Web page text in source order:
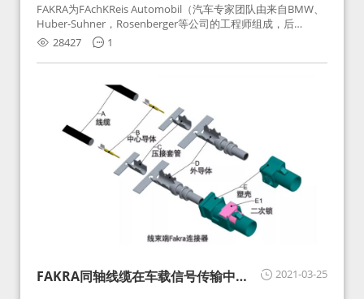
FAKRA为FAchKReis Automobil（汽车专家团队由来自BMW、
Huber-Suhner，Rosenberger等公司的工程师组成，后
Huber-Suhner相关连接器业务及技术在2010年并入
Rosenberger）缩写。起初为BMW需求用于车载收音机天线连
接，如今FAKRA已成为汽车行业通用标准的射频连接器，被业
28427 1
2021-03-25
FAKRA同轴线缆在车载信号传输中的